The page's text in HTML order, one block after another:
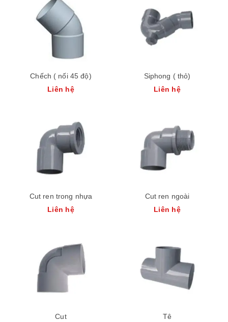
Chếch ( nối 45 độ)
Liên hệ
Siphong ( thỏ)
Liên hệ
Cut ren trong nhựa
Liên hệ
Cut ren ngoài
Liên hệ
Cut
Tê